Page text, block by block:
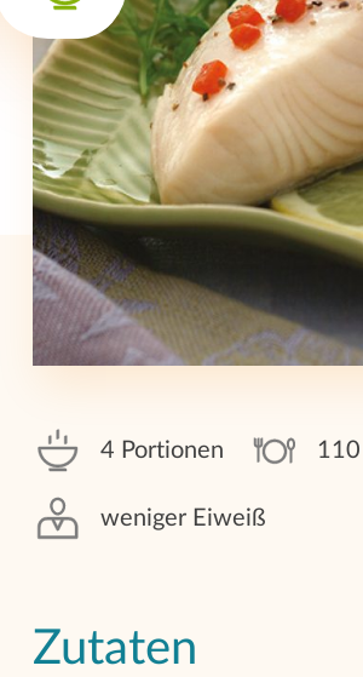
4 Portionen 110
weniger Eiweiß
Zutaten